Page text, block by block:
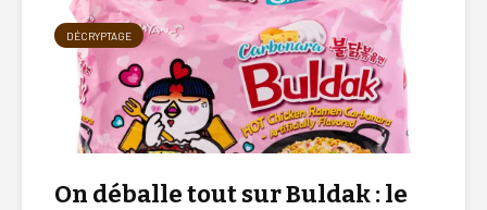
DÉCRYPTAGE
On déballe tout sur Buldak : le